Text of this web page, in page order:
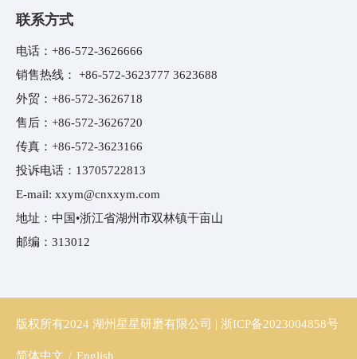
联系方式
电话： +86-572-3626666
销售热线： +86-572-3623777 3623688
外贸： +86-572-3626718
售后： +86-572-3626720
传真： +86-572-3623166
投诉电话： 13705722813
E-mail: xxym@cnxxym.com
地址：中国•浙江省湖州市双林镇干亩山
邮编：313012
版权所有2024 湖州星星研磨有限公司 | 浙ICP备2023004858号
简体中文 / English